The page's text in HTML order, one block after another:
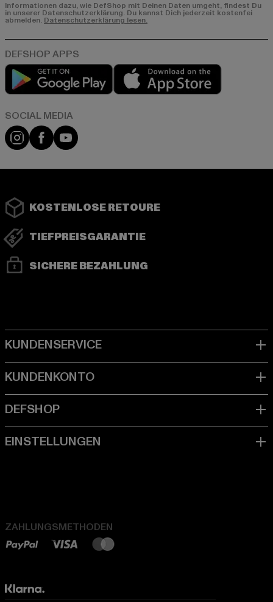
Informationen dazu, wie DefShop mit Deinen Daten umgeht, findest Du
in unserer Datenschutzerklärung. Du kannst Dich jederzeit kostenfei
abmelden. Datenschutzerklärung lesen.
Play market
Instagram
FacebookYouTube
KOSTENLOSE RETOURE
TIEFPREISGARANTIE
SICHERE BEZAHLUNG
ZAHLUNGSMETHODEN